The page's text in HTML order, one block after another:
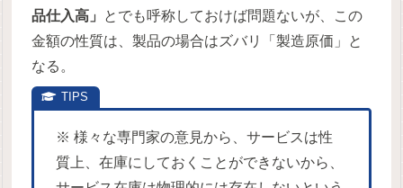
品仕入高」
とでも呼称しておけば問題ないが、この
金額の性質は、製品の場合はズバリ「製造原価」と
なる。
※ 様々な専門家の意見から、サービスは性
質上、在庫にしておくことができないから、